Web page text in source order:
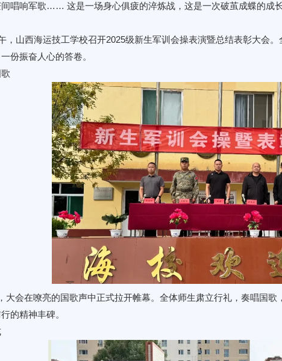
唱响军歌…… 这是一场身心俱疲的淬炼战，这是一次破茧成蝶的成
，山西海运技工学校召开2025级新生军训会操表演暨总结表彰大会
份振奋人心的答卷。
大会在嘹亮的国歌声中正式拉开帷幕。全体师生肃立行礼，奏唱国歌
的精神丰碑。